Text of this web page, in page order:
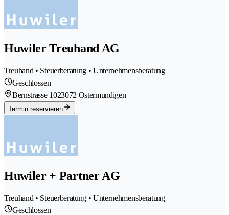
Huwiler Treuhand AG
Treuhand • Steuerberatung • Unternehmensberatung
Geschlossen
Bernstrasse 1023072 Ostermundigen
Termin reservieren
Huwiler + Partner AG
Treuhand • Steuerberatung • Unternehmensberatung
Geschlossen